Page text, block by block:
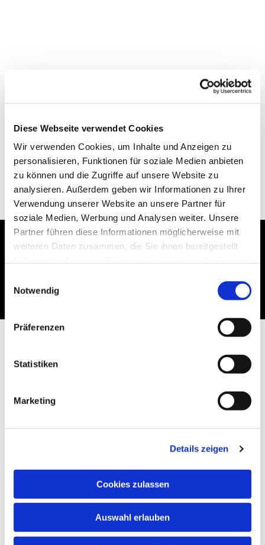
Diese Webseite verwendet Cookies
Wir verwenden Cookies, um Inhalte und Anzeigen zu
personalisieren, Funktionen für soziale Medien anbieten
zu können und die Zugriffe auf unsere Website zu
analysieren. Außerdem geben wir Informationen zu Ihrer
Verwendung unserer Website an unsere Partner für
soziale Medien, Werbung und Analysen weiter. Unsere
Partner führen diese Informationen möglicherweise mit
weiteren Daten zusammen, die Sie ihnen bereitgestellt
Notwendig
Präferenzen
Statistiken
Marketing
Details zeigen
Cookies zulassen
Auswahl erlauben
Dies könnte Sie auch